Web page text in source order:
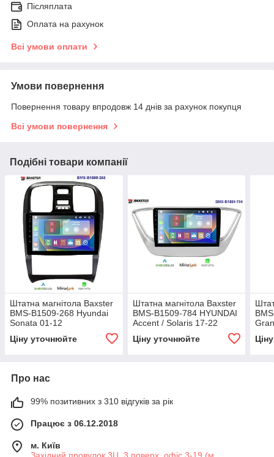
Післяплата
Оплата на рахунок
Всі умови оплати
Умови повернення
Повернення товару впродовж 14 днів за рахунок покупця
Всі умови повернення
Подібні товари компанії
Штатна магнітола Baxster
BMS-B1509-268 Hyundai
Sonata 01-12
Ціну уточнюйте
Штатна магнітола Baxster
BMS-B1509-784 HYUNDAI
Accent / Solaris 17-22
Ціну уточнюйте
Про нас
99% позитивних з 310 відгуків за рік
Працює з 06.12.2018
м. Київ